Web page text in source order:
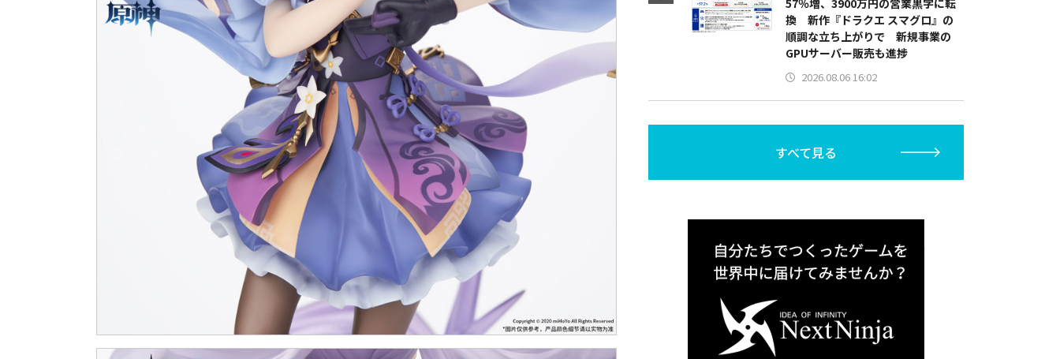
57％増、3900万円の営業黒字に転
換 新作『ドラクエ スマグロ』の
順調な立ち上がりで 新規事業の
GPUサーバー販売も進捗
2026.08.06 16:02
すべて見る